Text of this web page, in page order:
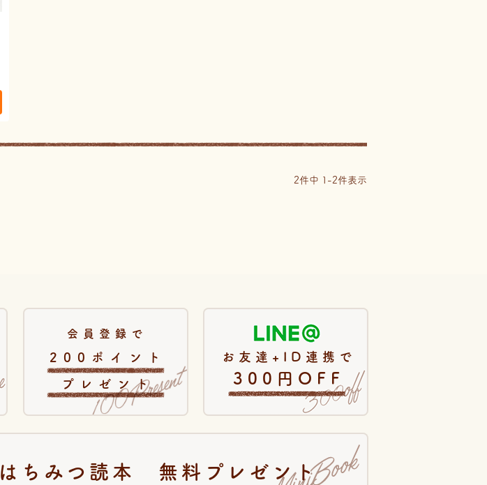
2件中 1 -2件表示
会員登録で
200ポイント
プレゼント
お友達+ID連携で
300円OFF
はちみつ読本 無料プレゼント